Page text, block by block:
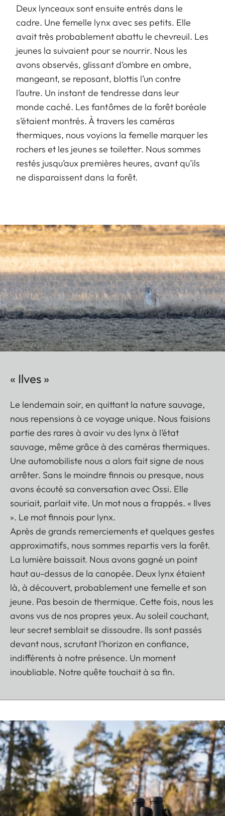
Deux lynceaux sont ensuite entrés dans le
cadre. Une femelle lynx avec ses petits. Elle
avait très probablement abattu le chevreuil. Les
jeunes la suivaient pour se nourrir. Nous les
avons observés, glissant d’ombre en ombre,
mangeant, se reposant, blottis l’un contre
l’autre. Un instant de tendresse dans leur
monde caché. Les fantômes de la forêt boréale
s’étaient montrés. À travers les caméras
thermiques, nous voyions la femelle marquer les
rochers et les jeunes se toiletter. Nous sommes
restés jusqu’aux premières heures, avant qu’ils
ne disparaissent dans la forêt.
« Ilves »
Le lendemain soir, en quittant la nature sauvage,
nous repensions à ce voyage unique. Nous faisions
partie des rares à avoir vu des lynx à l’état
sauvage, même grâce à des caméras thermiques.
Une automobiliste nous a alors fait signe de nous
arrêter. Sans le moindre finnois ou presque, nous
avons écouté sa conversation avec Ossi. Elle
souriait, parlait vite. Un mot nous a frappés. « Ilves
». Le mot finnois pour lynx.
Après de grands remerciements et quelques gestes
approximatifs, nous sommes repartis vers la forêt.
La lumière baissait. Nous avons gagné un point
haut au-dessus de la canopée. Deux lynx étaient
là, à découvert, probablement une femelle et son
jeune. Pas besoin de thermique. Cette fois, nous les
avons vus de nos propres yeux. Au soleil couchant,
leur secret semblait se dissoudre. Ils sont passés
devant nous, scrutant l’horizon en confiance,
indifférents à notre présence. Un moment
inoubliable. Notre quête touchait à sa fin.